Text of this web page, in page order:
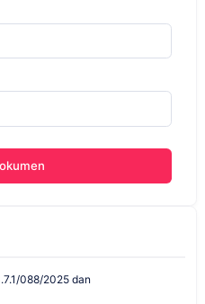
088/2025 dan